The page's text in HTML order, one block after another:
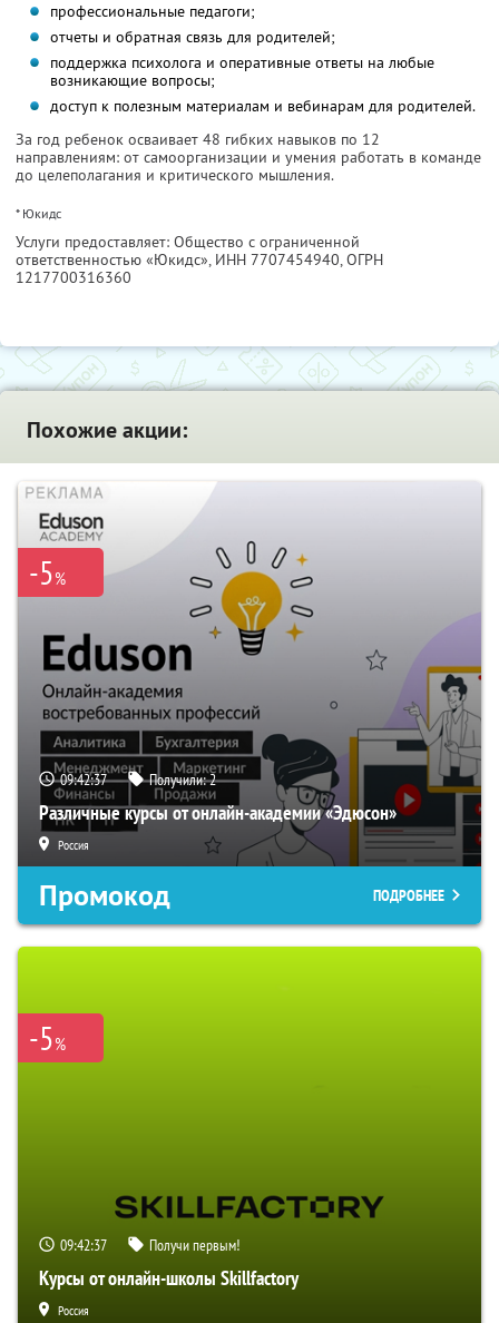
профессиональные педагоги;
отчеты и обратная связь для родителей;
поддержка психолога и оперативные ответы на любые
возникающие вопросы;
доступ к полезным материалам и вебинарам для родителей.
За год ребенок осваивает 48 гибких навыков по 12
направлениям: от самоорганизации и умения работать в команде
до целеполагания и критического мышления.
* Юкидс
Услуги предоставляет: Общество с ограниченной
ответственностью «Юкидс», ИНН 7707454940, ОГРН
1217700316360
Похожие акции:
-5%
09:42:36 Получили:2
Различные курсы от онлайн-академии «Эдюсон»
Россия
Промокод ПОДРОБНЕЕ
-5%
09:42:36 Получи первым!
Курсы от онлайн-школы Skillfactory
Россия